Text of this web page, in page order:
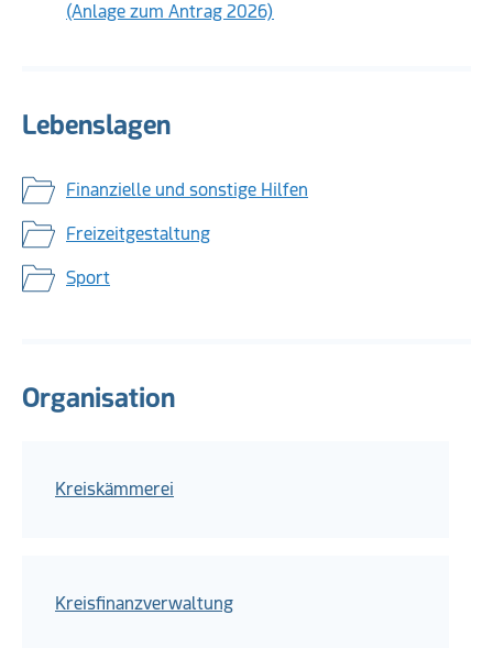
(Anlage zum Antrag 2026)
Lebenslagen
Finanzielle und sonstige Hilfen
Freizeitgestaltung
Sport
Organisation
Kreiskämmerei
Kreisfinanzverwaltung